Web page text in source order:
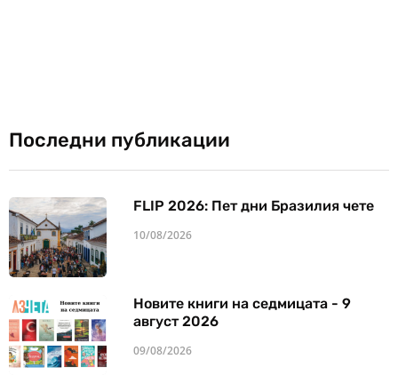
Последни публикации
FLIP 2026: Пет дни Бразилия чете
10/08/2026
Новите книги на седмицата - 9
август 2026
09/08/2026